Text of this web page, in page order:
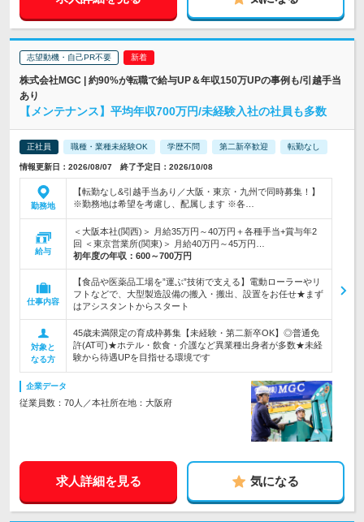
志望動機・自己PR不要
株式会社MGC | 約90%が転職で給与UP＆年収150万UPの事例も/引越手当
あり
【メンテナンス】平均年収700万円/未経験入社の社員も多数
正社員 職種・業種未経験OK 学歴不問 第二新卒歓迎 転勤なし
情報更新日：2026/08/07 終了予定日：2026/10/08
勤務地
【転勤なし&引越手当あり／大阪・東京・九州で同時募集！】
※勤務地は希望を考慮し、配属します ※各…
給与
＜大阪本社(関西)＞ 月給35万円～40万円＋各種手当+賞与年2
回 ＜東京営業所(関東)＞ 月給40万円～45万円…
初年度の年収： 600～700万円
仕事内容
【食品や医薬品工場を”運ぶ”技術で支える】電動ローラーやリ
フトなどで、大型製造設備の搬入・搬出、設置をお任せ★まず
はアシスタントからスタート
対象と
なる方
45歳未満限定の育成枠募集【未経験・第二新卒OK】◎普通免
許(AT可)★ホテル・飲食・介護など異業種出身者が多数★未経
験から待遇UPを目指せる環境です
企業データ
従業員数：70人／本社所在地：大阪府
求人詳細を見る 気になる